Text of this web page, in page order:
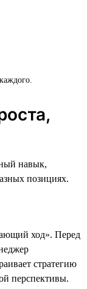
навык,
позициях.
ход». Перед
стратегию
перспективы.